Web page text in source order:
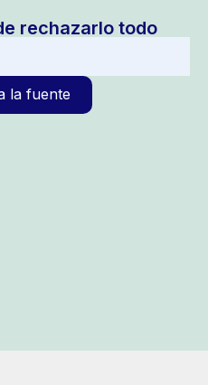
rechazarlo todo
la fuente